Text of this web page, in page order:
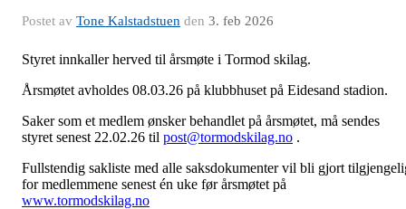
Postet av Tone Kalstadstuen den 3. feb 2026
Styret innkaller herved til årsmøte i Tormod skilag.
Årsmøtet avholdes 08.03.26 på klubbhuset på Eidesand stadion.
Saker som et medlem ønsker behandlet på årsmøtet, må sendes
styret senest 22.02.26 til post@tormodskilag.no .
Fullstendig sakliste med alle saksdokumenter vil bli gjort
for medlemmene senest én uke før årsmøtet på
www.tormodskilag.no